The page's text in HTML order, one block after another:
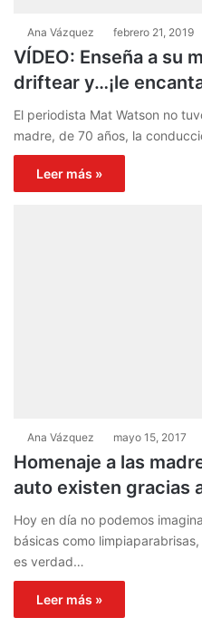
Ana Vázquez febrero 21, 2019
VÍDEO: Enseña a su
driftear y…¡le
El periodista Mat Watson no
madre, de 70 años, la
Leer más »
Ana Vázquez mayo 15, 2017
Homenaje a las
auto existen gracias
Hoy en día no podemos
básicas como
es verdad…
Leer más »